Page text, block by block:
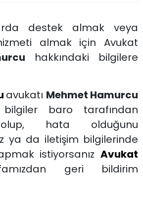
destek almak veya
almak için Avukat
hakkındaki bilgilere
avukatı Mehmet Hamurcu
baro tarafından
olup, hata olduğunu
ya da iletişim bilgilerinde
istiyorsanız Avukat
geri bildirim